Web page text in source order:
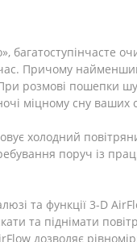
багатоступінчасте
час. Причому
При розмові пошепки
міцному сну ваших
холодний
поруч із
та функції 3-D
та піднімати
дозволяє